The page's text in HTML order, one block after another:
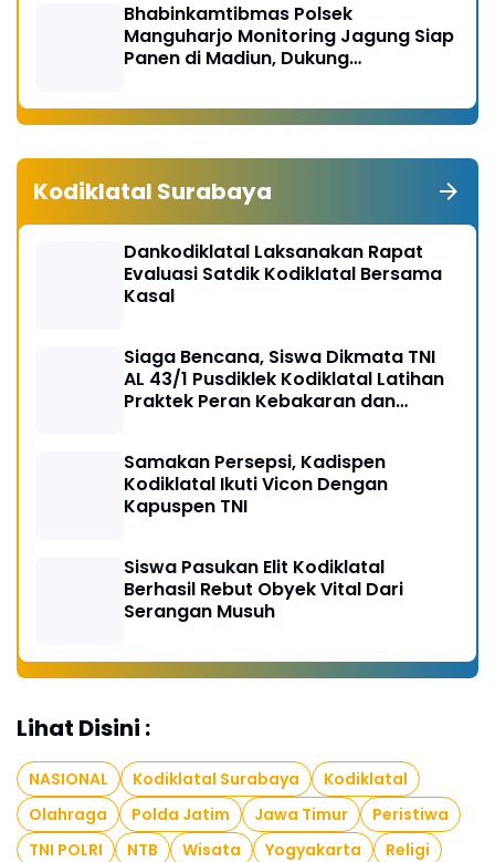
Bhabinkamtibmas Polsek
Manguharjo Monitoring Jagung Siap
Panen di Madiun, Dukung
Kodiklatal Surabaya
Dankodiklatal Laksanakan Rapat
Evaluasi Satdik Kodiklatal Bersama
Kasal
Siaga Bencana, Siswa Dikmata TNI
AL 43/1 Pusdiklek Kodiklatal Latihan
Praktek Peran Kebakaran dan
Samakan Persepsi, Kadispen
Kodiklatal Ikuti Vicon Dengan
Kapuspen TNI
Siswa Pasukan Elit Kodiklatal
Berhasil Rebut Obyek Vital Dari
Serangan Musuh
Lihat Disini :
NASIONAL Kodiklatal Surabaya
Kodiklatal
Olahraga
Polda Jatim Jawa Timur
Peristiwa
TNI POLRI
NTB Wisata Yogyakarta Religi